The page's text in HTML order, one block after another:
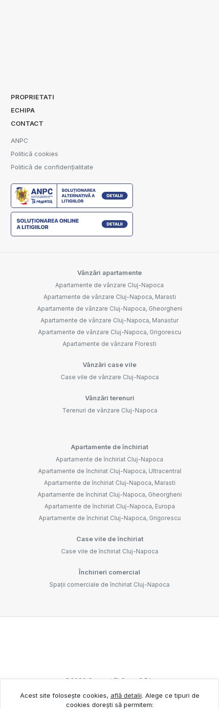
PROPRIETATI
ECHIPA
CONTACT
ANPC
Politică cookies
Politică de confidențialitate
Vânzări apartamente
Apartamente de vânzare Cluj-Napoca
Apartamente de vânzare Cluj-Napoca, Marasti
Apartamente de vânzare Cluj-Napoca, Gheorgheni
Apartamente de vânzare Cluj-Napoca, Manastur
Apartamente de vânzare Cluj-Napoca, Grigorescu
Apartamente de vânzare Floresti
Vânzări case vile
Case vile de vânzare Cluj-Napoca
Vânzări terenuri
Terenuri de vânzare Cluj-Napoca
Apartamente de închiriat
Apartamente de închiriat Cluj-Napoca
Apartamente de închiriat Cluj-Napoca, Ultracentral
Apartamente de închiriat Cluj-Napoca, Marasti
Apartamente de închiriat Cluj-Napoca, Gheorgheni
Apartamente de închiriat Cluj-Napoca, Europa
Apartamente de închiriat Cluj-Napoca, Grigorescu
Case vile de închiriat
Case vile de închiriat Cluj-Napoca
Închirieri comercial
Spații comerciale de închiriat Cluj-Napoca
©2026Oameni Și Case S.R.L.
Site creat în
Acest site folosește cookies, află detalii. Alege ce tipuri de
cookies dorești să permitem: